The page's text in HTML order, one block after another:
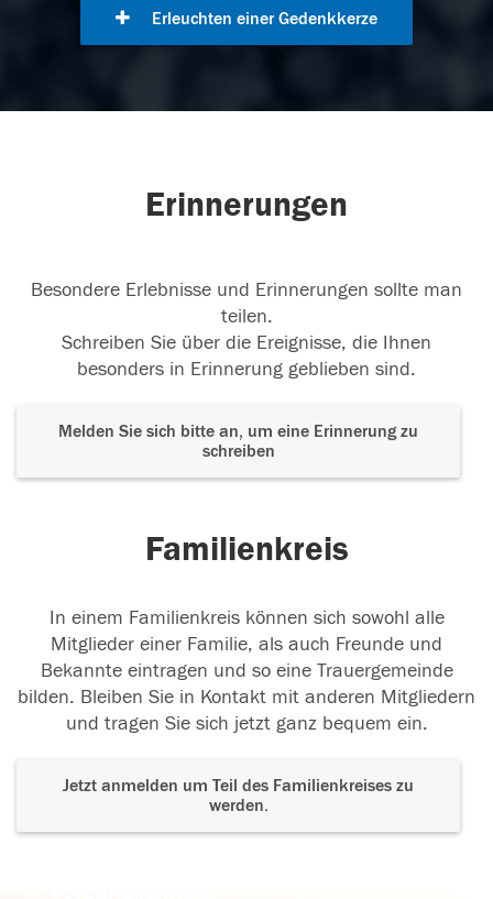
Erleuchten einer Gedenkkerze
Erinnerungen
Besondere Erlebnisse und Erinnerungen sollte man
teilen.
Schreiben Sie über die Ereignisse, die Ihnen
besonders in Erinnerung geblieben sind.
Melden Sie sich bitte an, um eine Erinnerung zu
schreiben
Familienkreis
In einem Familienkreis können sich sowohl alle
Mitglieder einer Familie, als auch Freunde und
Bekannte eintragen und so eine Trauergemeinde
bilden. Bleiben Sie in Kontakt mit anderen Mitgliedern
und tragen Sie sich jetzt ganz bequem ein.
Jetzt anmelden um Teil des Familienkreises zu
werden.